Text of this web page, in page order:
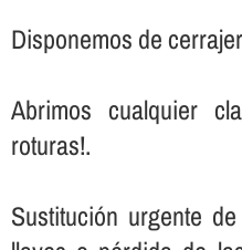
Disponemos de
Abrimos cualquier
roturas!.
Sustitución urgente